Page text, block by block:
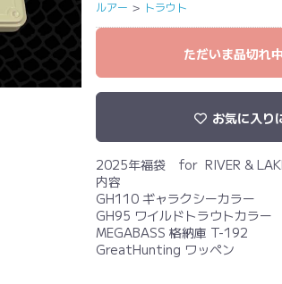
ルアー ＞ トラウト
ただいま品切れ
お気に入り
2025年福袋 for RIVER &
内容
GH110 ギャラクシーカラー
GH95 ワイルドトラウトカラー
MEGABASS 格納庫 T-192
GreatHunting ワッペン